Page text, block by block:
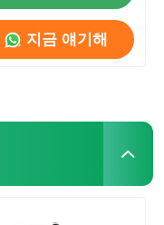
지금 얘기해